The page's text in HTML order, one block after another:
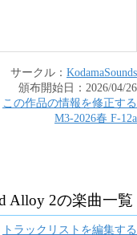
サークル： KodamaSounds
頒布開始日： 2026/04/26
この作品の情報を修正する
M3-2026春 F-12a
Alloy 2の楽曲一覧
トラックリストを編集する